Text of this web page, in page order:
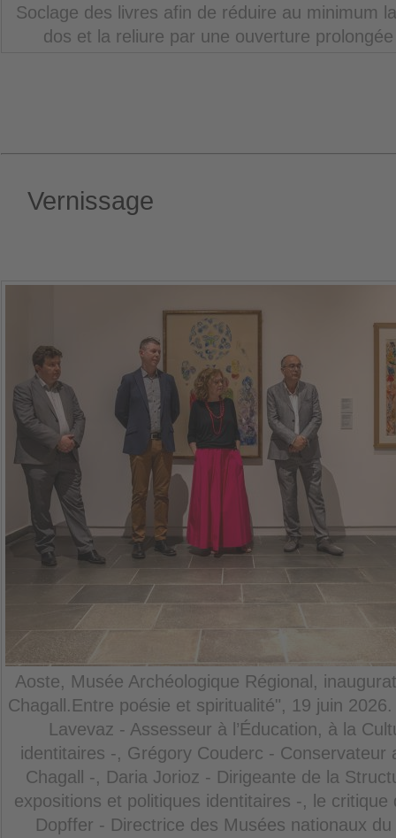
Soclage des livres afin de réduire au minimum
dos et la reliure par une ouverture
Vernissage
Aoste, Musée Archéologique Régional,
Chagall.Entre poésie et spiritualité", 19 juin
Lavevaz - Assesseur à l’Éducation, à la
identitaires -, Grégory Couderc - Conservateur
Chagall -, Daria Jorioz - Dirigeante de la
expositions et politiques identitaires -, le
Dopffer - Directrice des Musées nationaux